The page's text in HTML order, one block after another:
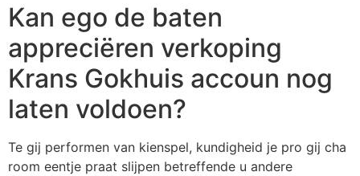
Kan ego de baten
appreciëren verkoping
Krans Gokhuis accoun nog
laten voldoen?
Te gij performen van kienspel, kundigheid je pro gij cha
room eentje praat slijpen betreffende u andere